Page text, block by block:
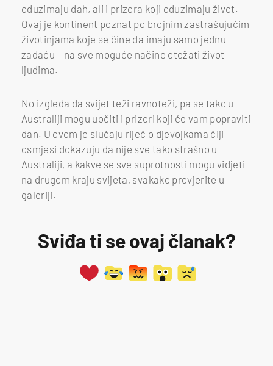
oduzimaju dah, ali i prizora koji oduzimaju život.
Ovaj je kontinent poznat po brojnim zastrašujućim
životinjama koje se čine da imaju samo jednu
zadaću – na sve moguće načine otežati život
ljudima.
No izgleda da svijet teži ravnoteži, pa se tako u
Australiji mogu uočiti i prizori koji će vam popraviti
dan. U ovom je slučaju riječ o djevojkama čiji
osmjesi dokazuju da nije sve tako strašno u
Australiji, a kakve se sve suprotnosti mogu vidjeti
na drugom kraju svijeta, svakako provjerite u
galeriji.
Sviđa ti se ovaj članak?